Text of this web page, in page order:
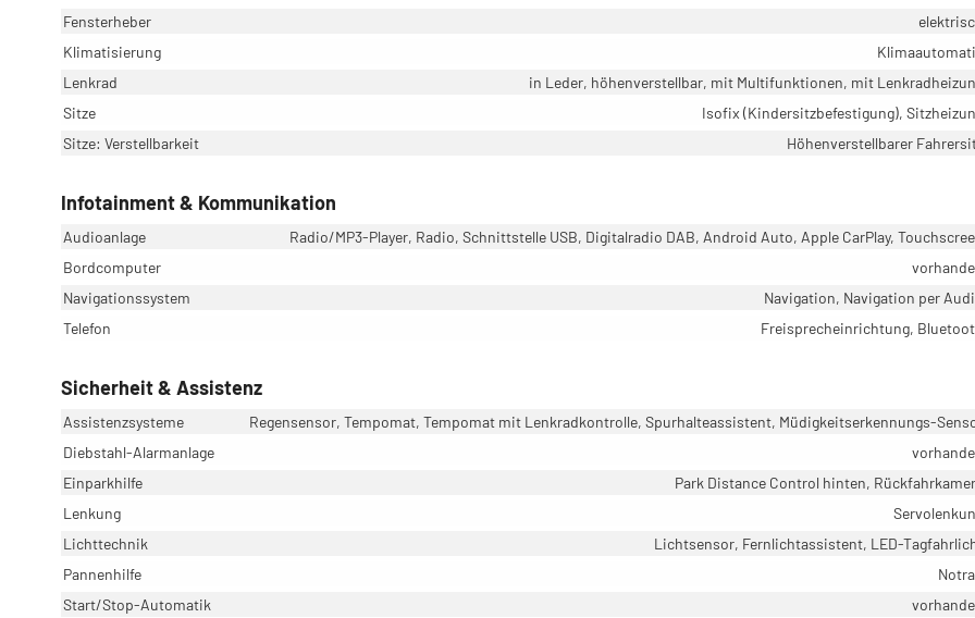
Fensterheber
Klimatisierung
Lenkrad
in Leder, höhenverstellbar, mit Multifunktionen, mit
Sitze
Isofix (Kindersitzbefestigung),
Sitze: Verstellbarkeit
Höhenverstellbarer
Infotainment & Kommunikation
Audioanlage
Radio/MP3-Player, Radio, Schnittstelle USB, Digitalradio DAB, Android Auto, Apple CarPlay,
Bordcomputer
Navigationssystem
Navigation, Navigation per
Telefon
Freisprecheinrichtung,
Sicherheit & Assistenz
Assistenzsysteme
Regensensor, Tempomat, Tempomat mit Lenkradkontrolle, Spurhalteassistent, Müdigkeitserkennungs-
Diebstahl-Alarmanlage
Einparkhilfe
Park Distance Control hinten,
Lenkung
Lichttechnik
Lichtsensor, Fernlichtassistent, LED-
Pannenhilfe
Start/Stop-Automatik